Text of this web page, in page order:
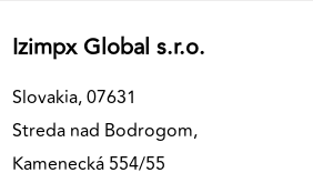
Izimpx Global s.r.o.
Slovakia, 07631
Streda nad Bodrogom,
Kamenecká 554/55